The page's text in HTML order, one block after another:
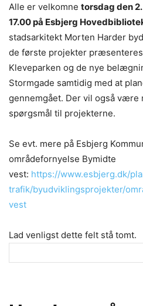
Alle er velkomne torsdag den
17.00 på Esbjerg
stadsarkitekt Morten Harder
de første projekter
Kleveparken og de nye
Stormgade samtidig med at
gennemgået. Der vil også være
spørgsmål til projekterne.
Se evt. mere på Esbjerg
områdefornyelse Bymidte
vest: https://www.esbjerg.dk/
trafik/byudviklingsprojekter/
vest
Lad venligst dette felt stå tomt.